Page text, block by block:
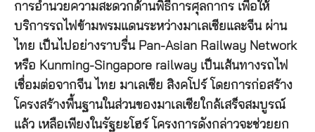
การอำนวยความสะดวกด้านพิธีการศุลกากร เพื่อให้
บริการรถไฟข้ามพรมแดนระหว่างมาเลเซียและจีน ผ่าน
ไทย เป็นไปอย่างราบรื่น Pan-Asian Railway Network
หรือ Kunming-Singapore railway เป็นเส้นทางรถไฟ
เชื่อมต่อจากจีน ไทย มาเลเซีย สิงคโปร์ โดยการก่อสร้าง
โครงสร้างพื้นฐานในส่วนของมาเลเซียใกล้เสร็จสมบูรณ์
แล้ว เหลือเพียงในรัฐยะโฮร์ โครงการดังกล่าวจะช่วยยก